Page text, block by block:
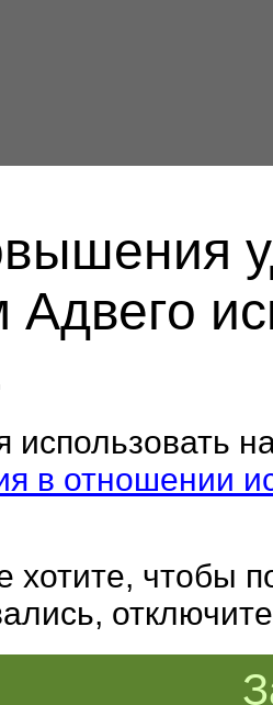
Адвего
использовать
в отношении
хотите, чтобы